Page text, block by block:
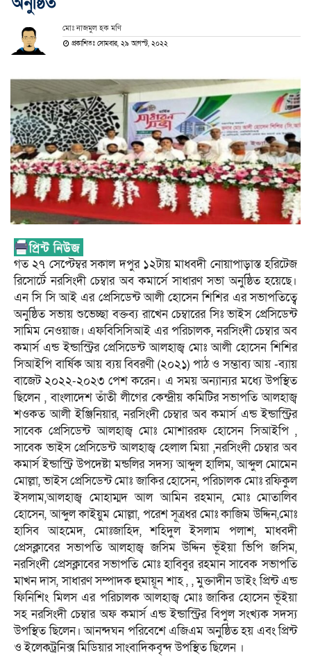
মোঃ নাজমুল হক মণি
প্রকাশিতঃ সোমবার, ২৯ আগস্ট, ২০২২
গত ২৭ সেপ্টেম্বর সকাল দপুর ১২টায় মাধবদী নোয়াপাড়াস্ত হরিটেজ
রিসোর্টে নরসিংদী চেম্বার অব কমার্সে সাধারণ সভা অনুষ্ঠিত হয়েছে।
এন সি সি আই এর প্রেসিডেন্ট আলী হোসেন শিশির এর সভাপতিত্বে
অনুষ্ঠিত সভায় শুভেচ্ছা বক্তব্য রাখেন চেম্বারের সিঃ ভাইস প্রেসিডেন্ট
সামিম নেওয়াজ। এফবিসিসিআই এর পরিচালক, নরসিংদী চেম্বার অব
কমার্স এন্ড ইন্ডাস্ট্রির প্রেসিডেন্ট আলহাজ্ব মোঃ আলী হোসেন শিশির
সিআইপি বার্ষিক আয় ব্যয় বিবরণী (২০২১) পাঠ ও সম্ভাব্য আয় -ব্যায়
বাজেট ২০২২-২০২৩ পেশ করেন। এ সময় অন্যান্যর মধ্যে উপস্থিত
ছিলেন , বাংলাদেশ তাঁতী লীগের কেন্দ্রীয় কমিটির সভাপতি আলহাজ্ব
শওকত আলী ইঞ্জিনিয়ার, নরসিংদী চেম্বার অব কমার্স এন্ড ইন্ডাস্ট্রির
সাবেক প্রেসিডেন্ট আলহাজ্ব মোঃ মোশাররফ হোসেন সিআইপি ,
সাবেক ভাইস প্রেসিডেন্ট আলহাজ্ব হেলাল মিয়া ,নরসিংদী চেম্বার অব
কমার্স ইন্ডাস্ট্রি উপদেষ্টা মন্ডলির সদস্য আব্দুল হালিম, আব্দুল মোমেন
মোল্লা, ভাইস প্রেসিডেন্ট মোঃ জাকির হোসেন, পরিচালক মোঃ রফিকুল
ইসলাম,আলহাজ্ব মোহাম্মদ আল আমিন রহমান, মোঃ মোতালিব
হোসেন, আব্দুল কাইয়ুম মোল্লা, পরেশ সূত্রধর মোঃ কাজিম উদ্দিন,মোঃ
হাসিব আহমেদ, মোঃজাহিদ, শহিদুল ইসলাম পলাশ, মাধবদী
প্রেসক্লাবের সভাপতি আলহাজ্ব জসিম উদ্দিন ভূঁইয়া ভিপি জসিম,
নরসিংদী প্রেসক্লাবের সভাপতি মোঃ হাবিবুর রহমান সাবেক সভাপতি
মাখন দাস, সাধারণ সম্পাদক হুমায়ূন শাহ , , মুক্তাদীন ডাইং প্রিন্ট এন্ড
ফিনিশিং মিলস এর পরিচালক আলহাজ্ব মোঃ জাকির হোসেন ভূঁইয়া
সহ নরসিংদী চেম্বার অফ কমার্স এন্ড ইন্ডাস্ট্রির বিপুল সংখ্যক সদস্য
উপস্থিত ছিলেন। আনন্দঘন পরিবেশে এজিএম অনুষ্ঠিত হয় এবং প্রিন্ট
ও ইলেকট্রনিক্স মিডিয়ার সাংবাদিকবৃন্দ উপস্থিত ছিলেন ।